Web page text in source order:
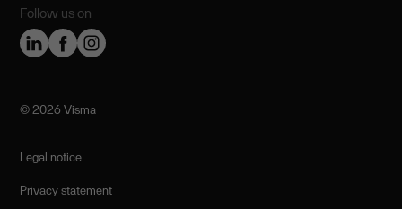
Follow us on
©️ 2026 Visma
Legal notice
Privacy statement